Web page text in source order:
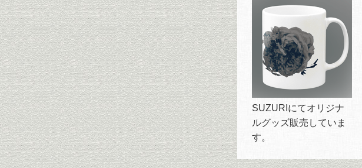
SUZURIにてオリジナ
ルグッズ販売していま
す。